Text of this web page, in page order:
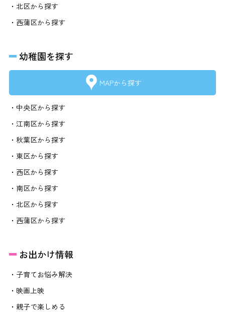
・北区から探す
・西蒲区から探す
幼稚園を探す
MAPから探す
・中央区から探す
・江南区から探す
・秋葉区から探す
・東区から探す
・西区から探す
・南区から探す
・北区から探す
・西蒲区から探す
お出かけ情報
・子育てお悩み解決
・映画上映
・親子で楽しめる